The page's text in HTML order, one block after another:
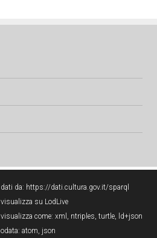
dati da: https://dati.cultura.gov.it/sparql
visualizza su LodLive
visualizza come: xml , ntriples, turtle, ld+json
odata: atom, json